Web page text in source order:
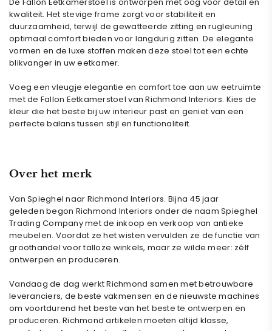
kwaliteit. Het stevige frame zorgt voor stabiliteit en
duurzaamheid, terwijl de gewatteerde zitting en rugleuning
optimaal comfort bieden voor langdurig zitten. De elegante
vormen en de luxe stoffen maken deze stoel tot een echte
blikvanger in uw eetkamer.
Voeg een vleugje elegantie en comfort toe aan uw eetruimte
met de Fallon Eetkamerstoel van Richmond Interiors. Kies de
kleur die het beste bij uw interieur past en geniet van een
perfecte balans tussen stijl en functionaliteit.
Over het merk
Van Spieghel naar Richmond Interiors. Bijna 45 jaar
geleden begon Richmond Interiors onder de naam Spieghel
Trading Company met de inkoop en verkoop van antieke
meubelen. Voordat ze het wisten vervulden ze de functie van
groothandel voor talloze winkels, maar ze wilde meer: zélf
ontwerpen en produceren.
Vandaag de dag werkt Richmond samen met betrouwbare
leveranciers, de beste vakmensen en de nieuwste machines
om voortdurend het beste van het beste te ontwerpen en
produceren.Richmond artikelen moeten altijd klasse,